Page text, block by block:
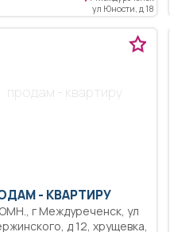
ул Юности, д 18
продам - квартиру
- КВАРТИРУ
ул
д 12, хрущевка,